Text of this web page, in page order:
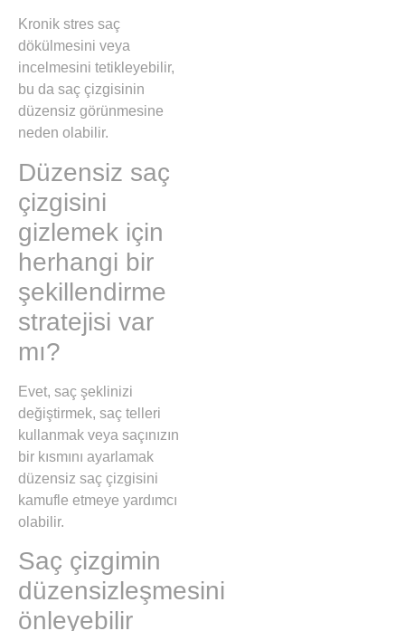
Kronik stres saç
dökülmesini veya
incelmesini tetikleyebilir,
bu da saç çizgisinin
düzensiz görünmesine
neden olabilir.
Düzensiz saç
çizgisini
gizlemek için
herhangi bir
şekillendirme
stratejisi var
mı?
Evet, saç şeklinizi
değiştirmek, saç telleri
kullanmak veya saçınızın
bir kısmını ayarlamak
düzensiz saç çizgisini
kamufle etmeye yardımcı
olabilir.
Saç çizgimin
düzensizleşmesini
önleyebilir